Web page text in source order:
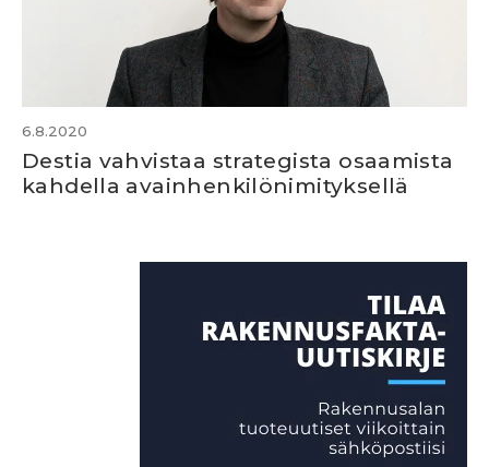
6.8.2020
Destia vahvistaa strategista osaamista
kahdella avainhenkilönimityksellä